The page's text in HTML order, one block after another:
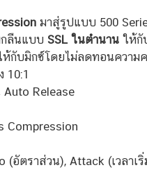
มาสู่รูปแบบ 500
กลืนแบบ SSL ในตำนานให้กั
ห้กับมิกซ์โดยไม่ลดทอนความ
10:1
Release
Compression
อัตราส่วน), Attack (เวลาเ